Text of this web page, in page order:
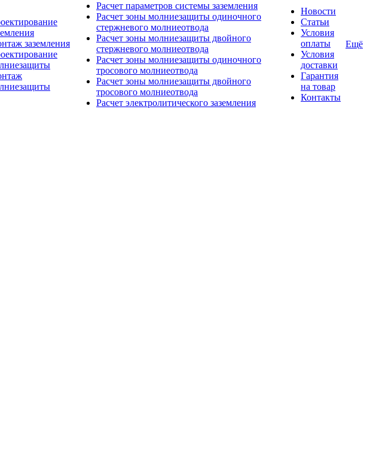
заземления
Расчет параметров системы заземления
Расчет зоны молниезащиты одиночного
стержневого молниеотвода
Расчет зоны молниезащиты двойного
стержневого молниеотвода
Расчет зоны молниезащиты одиночного
тросового молниеотвода
Расчет зоны молниезащиты двойного
тросового молниеотвода
Расчет электролитического заземления
Новости
Статьи
Условия
оплаты
Условия
доставки
Гарантия
на товар
Контакты
Ещё